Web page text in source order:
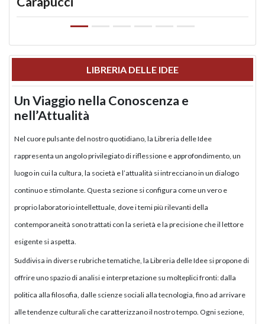
LIBRERIA DELLE IDEE
Un Viaggio nella Conoscenza e
nell’Attualità
Nel cuore pulsante del nostro quotidiano, la Libreria delle Idee
rappresenta un angolo privilegiato di riflessione e approfondimento, un
luogo in cui la cultura, la società e l’attualità si intrecciano in un dialogo
continuo e stimolante. Questa sezione si configura come un vero e
proprio laboratorio intellettuale, dove i temi più rilevanti della
contemporaneità sono trattati con la serietà e la precisione che il lettore
esigente si aspetta.
Suddivisa in diverse rubriche tematiche, la Libreria delle Idee si propone di
offrire uno spazio di analisi e interpretazione su molteplici fronti: dalla
politica alla filosofia, dalle scienze sociali alla tecnologia, fino ad arrivare
alle tendenze culturali che caratterizzano il nostro tempo. Ogni sezione,